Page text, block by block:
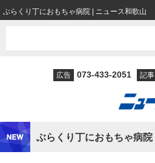
ぶらくり丁におもちゃ病院 | ニュース和歌山
広告 073-433-2051 記事
ぶらくり丁におもちゃ病院